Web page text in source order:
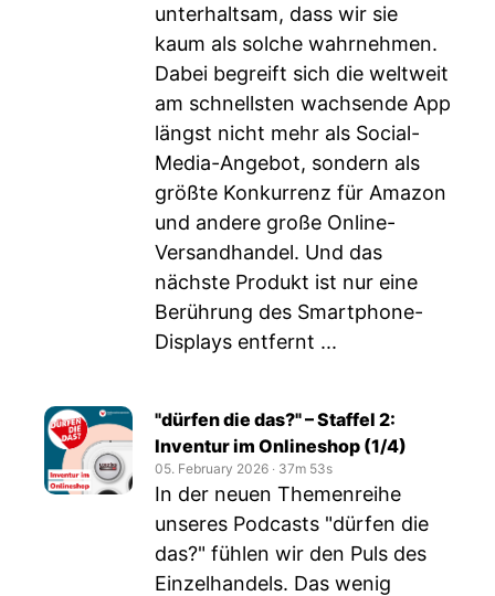
unterhaltsam, dass wir sie
kaum als solche wahrnehmen.
Dabei begreift sich die weltweit
am schnellsten wachsende App
längst nicht mehr als Social-
Media-Angebot, sondern als
größte Konkurrenz für Amazon
und andere große Online-
Versandhandel. Und das
nächste Produkt ist nur eine
Berührung des Smartphone-
Displays entfernt ...
"dürfen die das?" – Staffel 2:
Inventur im Onlineshop (1/4)
05. February 2026 ‧ 37m 53s
In der neuen Themenreihe
unseres Podcasts "dürfen die
das?" fühlen wir den Puls des
Einzelhandels. Das wenig